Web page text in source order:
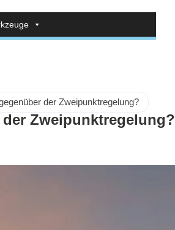
der Zweipunktregelung?
Zweipunktregelung?